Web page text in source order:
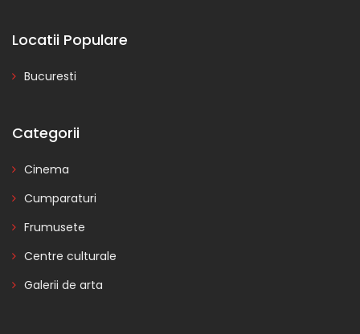
Locatii Populare
Bucuresti
Categorii
Cinema
Cumparaturi
Frumusete
Centre culturale
Galerii de arta